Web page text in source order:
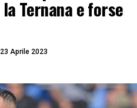
Ternana e forse
23 Aprile 2023